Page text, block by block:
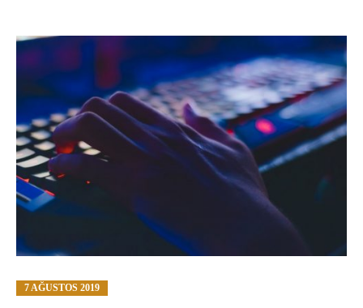
7 AĞUSTOS 2019